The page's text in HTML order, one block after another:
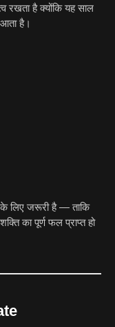
रखता है क्योंकि यह साल
है।
लिए जरूरी है — ताकि
का पूर्ण फल प्राप्त हो